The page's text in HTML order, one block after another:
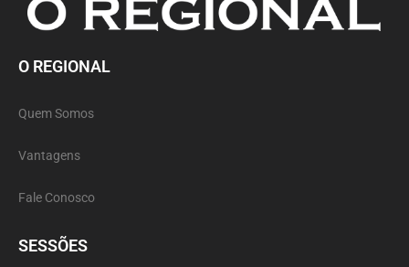
O REGIONAL
Quem Somos
Vantagens
Fale Conosco
SESSÕES